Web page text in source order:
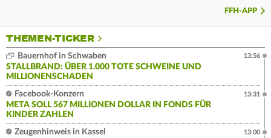
FFH-APP
THEMEN-TICKER
Bauernhof in Schwaben
STALLBRAND: ÜBER 1.000 TOTE SCHWEINE UND
MILLIONENSCHADEN
13:56
Facebook-Konzern
META SOLL 567 MILLIONEN DOLLAR IN FONDS FÜR
KINDER ZAHLEN
13:31
Zeugenhinweis in Kassel
13:00